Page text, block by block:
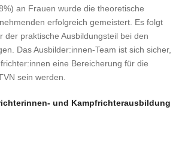
an Frauen wurde die theoretische
erfolgreich gemeistert. Es folgt
der praktische Ausbildungsteil bei den
Das Ausbilder:innen-Team ist sich sicher,
eine Bereicherung für die
sein werden.
und Kampfrichterausbildung